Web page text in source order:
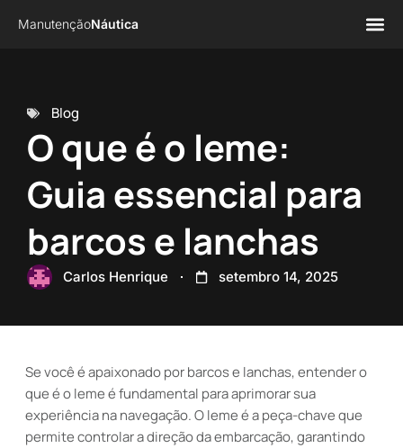
ManutençãoNáutica
Blog
O que é o leme:
Guia essencial para
barcos e lanchas
Carlos Henrique setembro 14, 2025
Se você é apaixonado por barcos e lanchas, entender o
que é o leme é fundamental para aprimorar sua
experiência na navegação. O leme é a peça-chave que
permite controlar a direção da embarcação, garantindo